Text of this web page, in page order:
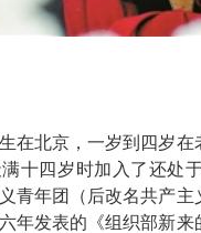
北京，一岁到四岁在
满十四岁时加入了还处
青年团（后改名共产
年发表的《组织部新